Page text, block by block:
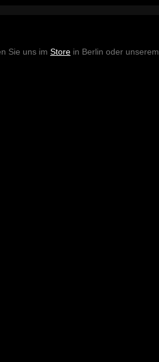
Sie uns im Store in Berlin oder unserem